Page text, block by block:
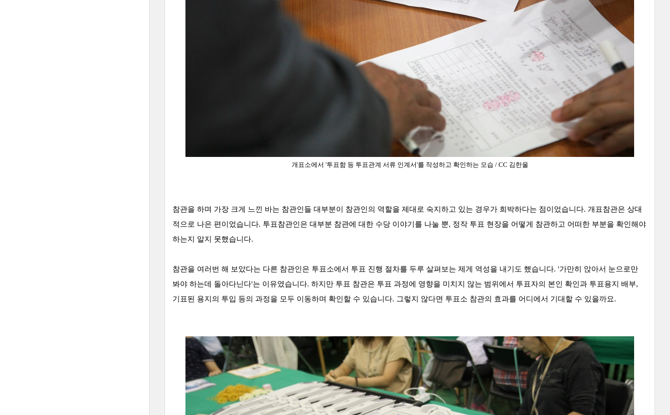
개표소에서 '투표함 등 투표관계 서류 인계서'를 작성하고 확인하는 모습 / CC 김한울
참관을 하며 가장 크게 느낀 바는 참관인들 대부분이 참관인의 역할을 제대로 숙지하고 있는 경우가 희박하다는 점이었습니다. 개표참관은 상대
적으로 나은 편이었습니다. 투표참관인은 대부분 참관에 대한 수당 이야기를 나눌 뿐, 정작 투표 현장을 어떻게 참관하고 어떠한 부분을 확인해야
하는지 알지 못했습니다.
참관을 여러번 해 보았다는 다른 참관인은 투표소에서 투표 진행 절차를 두루 살펴보는 제게 역성을 내기도 했습니다. '가만히 앉아서 눈으로만
봐야 하는데 돌아다닌다'는 이유였습니다. 하지만 투표 참관은 투표 과정에 영향을 미치지 않는 범위에서 투표자의 본인 확인과 투표용지 배부,
기표된 용지의 투입 등의 과정을 모두 이동하며 확인할 수 있습니다. 그렇지 않다면 투표소 참관의 효과를 어디에서 기대할 수 있을까요.